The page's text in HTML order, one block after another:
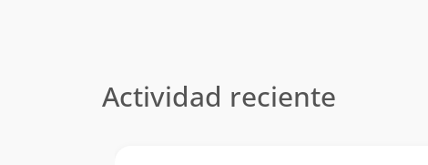
Actividad reciente